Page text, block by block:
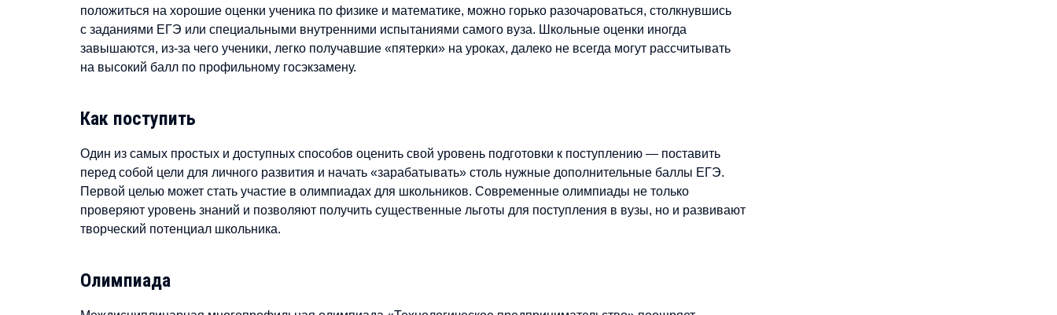
положиться на хорошие оценки ученика по физике и математике, можно горько разочароваться, столкнувшись
с заданиями ЕГЭ или специальными внутренними испытаниями самого вуза. Школьные оценки иногда
завышаются, из-за чего ученики, легко получавшие «пятерки» на уроках, далеко не всегда могут рассчитывать
на высокий балл по профильному госэкзамену.
Как поступить
Один из самых простых и доступных способов оценить свой уровень подготовки к поступлению — поставить
перед собой цели для личного развития и начать «зарабатывать» столь нужные дополнительные баллы ЕГЭ.
Первой целью может стать участие в олимпиадах для школьников. Современные олимпиады не только
проверяют уровень знаний и позволяют получить существенные льготы для поступления в вузы, но и развивают
творческий потенциал школьника.
Олимпиада